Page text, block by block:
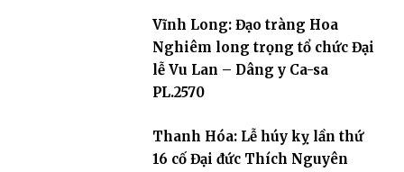
Vĩnh Long: Đạo tràng Hoa
Nghiêm long trọng tổ chức Đại
lễ Vu Lan – Dâng y Ca-sa
PL.2570
Thanh Hóa: Lễ húy kỵ lần thứ
16 cố Đại đức Thích Nguyên